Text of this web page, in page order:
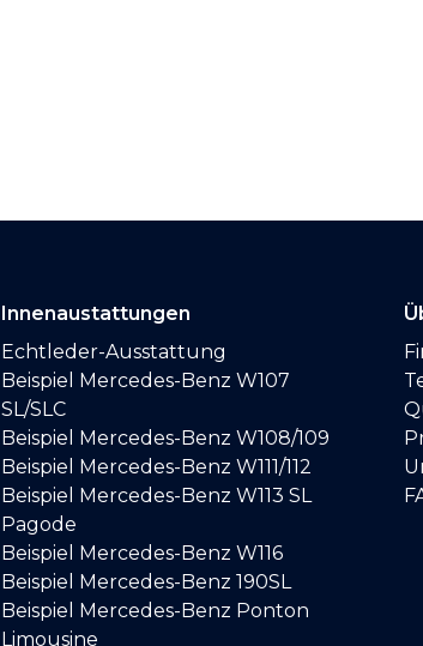
Innenaustattungen
Echtleder-Ausstattung
Beispiel Mercedes-Benz W107
SL/SLC
Beispiel Mercedes-Benz W108/109
Beispiel Mercedes-Benz W111/112
Beispiel Mercedes-Benz W113 SL
Pagode
Beispiel Mercedes-Benz W116
Beispiel Mercedes-Benz 190SL
Beispiel Mercedes-Benz Ponton
Limousine